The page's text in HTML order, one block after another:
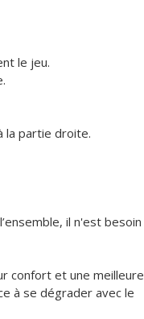
le jeu.
la partie droite.
il n'est besoin
confort et une meilleure
à se dégrader avec le